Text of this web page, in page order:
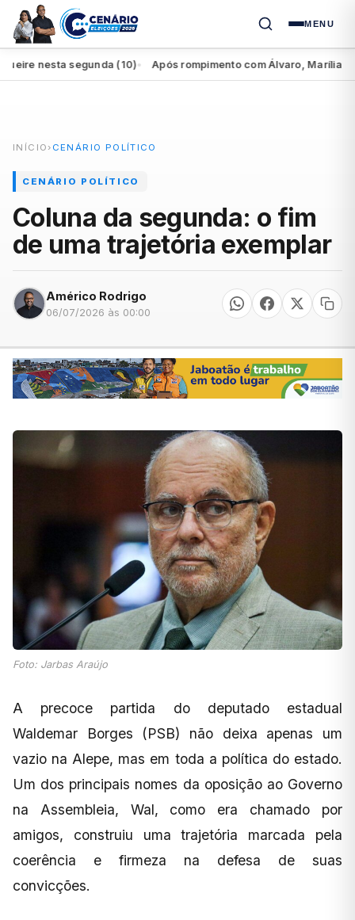
MENU
nesta segunda (10)● Após rompimento com Álvaro, Marília
INÍCIO › CENÁRIO POLÍTICO
CENÁRIO POLÍTICO
Coluna da segunda: o fim
de uma trajetória exemplar
Américo Rodrigo
06/07/2026 às 00:00
Foto: Jarbas Araújo
A precoce partida do deputado estadual
Waldemar Borges (PSB) não deixa apenas um
vazio na Alepe, mas em toda a política do estado.
Um dos principais nomes da oposição ao Governo
na Assembleia, Wal, como era chamado por
amigos, construiu uma trajetória marcada pela
coerência e firmeza na defesa de suas
convicções.